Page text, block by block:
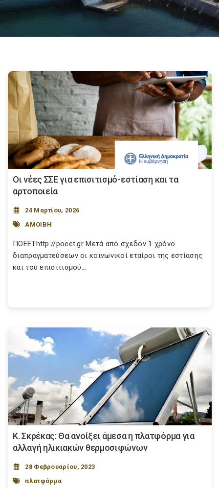
Οι νέες ΣΣΕ για επισιτισμό-εστίαση και τα
αρτοποιεία
24 Μαρτίου, 2026
ΑΜΟΙΒΗ
ΠΟΕΕΤhttp://poeet.gr Μετά από σχεδόν 1 χρόνο
διαπραγματεύσεων οι κοινωνικοί εταίροι της εστίασης
και του επισιτισμού...
Κ. Σκρέκας: Θα ανοίξει άμεσα η πλατφόρμα για
αλλαγή ηλικιακών θερμοσιφώνων
28 Φεβρουαρίου, 2023
πλατφόρμα